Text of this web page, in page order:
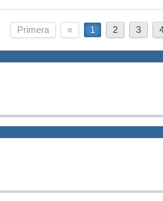
Primera « 1 2 3